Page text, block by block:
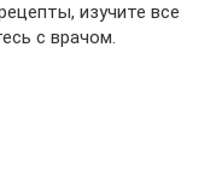
изучите все
с врачом.